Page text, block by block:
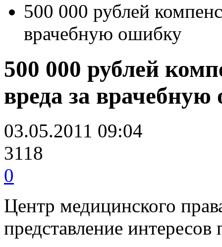
500 000 рублей
врачебную ошибку
500 000 рублей
вреда за
03.05.2011 09:04
3118
0
Центр медицинского
представление